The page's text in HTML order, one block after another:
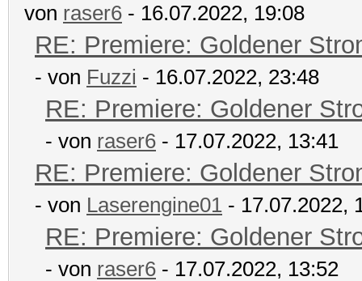
von raser6 - 16.07.2022, 19:08
RE: Premiere: Goldener
- von Fuzzi - 16.07.2022, 23:48
RE: Premiere: Goldener
- von raser6 - 17.07.2022, 13:41
RE: Premiere: Goldener
- von Laserengine01 - 17.07.2022,
RE: Premiere: Goldener
- von raser6 - 17.07.2022, 13:52